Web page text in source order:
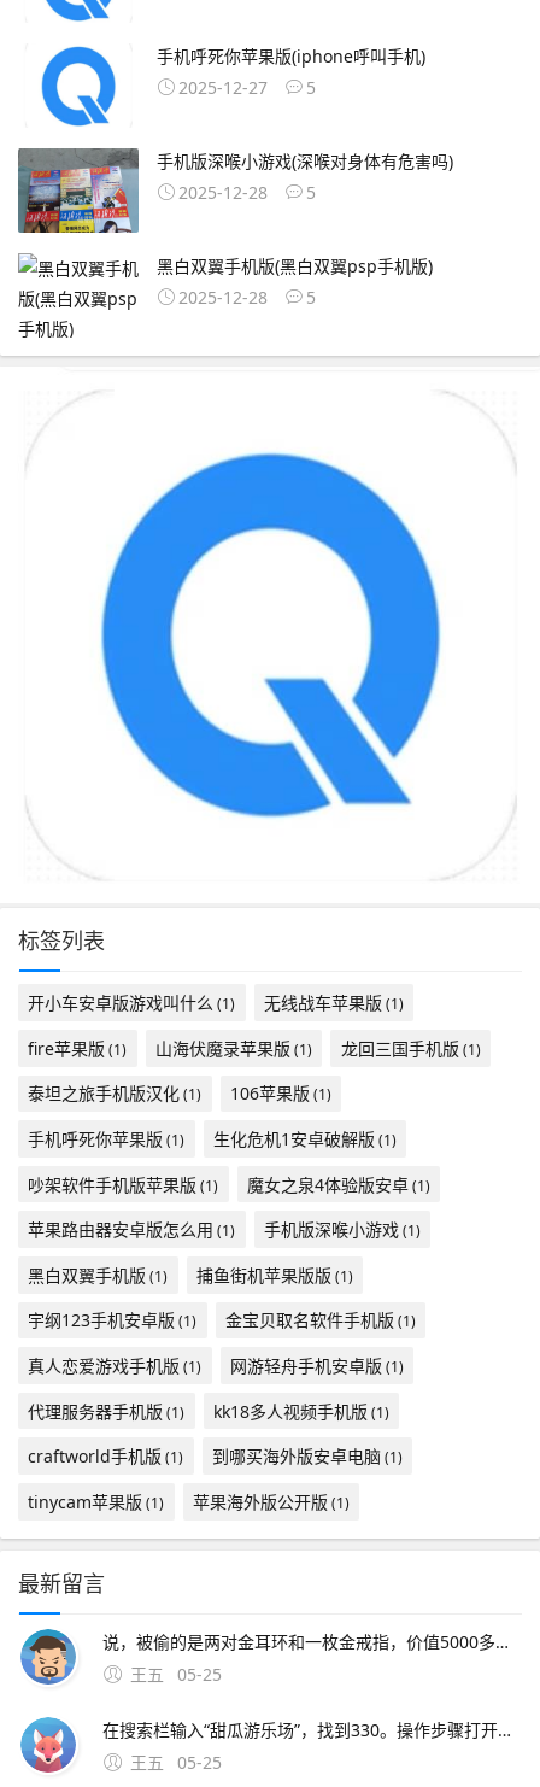
手机呼死你苹果版(iphone呼叫手机)
2025-12-27
5
手机版深喉小游戏(深喉对身体有危害吗)
2025-12-28
5
黑白双翼手机版(黑白双翼psp手机版)
2025-12-28
5
标签列表
开小车安卓版游戏叫什么 (1) 无线战车苹果版 (1)
fire苹果版 (1) 山海伏魔录苹果版 (1) 龙回三国手机版 (1)
泰坦之旅手机版汉化(1) 106苹果版 (1)
手机呼死你苹果版 (1) 生化危机1安卓破解版 (1)
吵架软件手机版苹果版 (1) 魔女之泉4体验版安卓(1)
苹果路由器安卓版怎么用 (1) 手机版深喉小游戏(1)
黑白双翼手机版 (1) 捕鱼街机苹果版版 (1)
宇纲123手机安卓版 (1) 金宝贝取名软件手机版 (1)
真人恋爱游戏手机版 (1) 网游轻舟手机安卓版 (1)
代理服务器手机版 (1) kk18多人视频手机版 (1)
craftworld手机版 (1) 到哪买海外版安卓电脑(1)
tinycam苹果版 (1) 苹果海外版公开版 (1)
最新留言
说，被偷的是两对金耳环和一枚金戒指，价值5000多元民警根据村民老花拍摄的视频，经过技术。
王五
05-25
在搜索栏输入“甜瓜游乐场”，找到330。操作步骤打开腾讯应用宝手机或电脑版，在搜索栏输入“甜瓜游乐场”，选择官方认证版本下载该平台为腾讯官方游戏分发渠道，所有游戏均经过正版授权审核，支持双端畅玩版本特点提供稳定更新服务，版本文件大小通常为10582M或1507M，更新时
王五
05-25